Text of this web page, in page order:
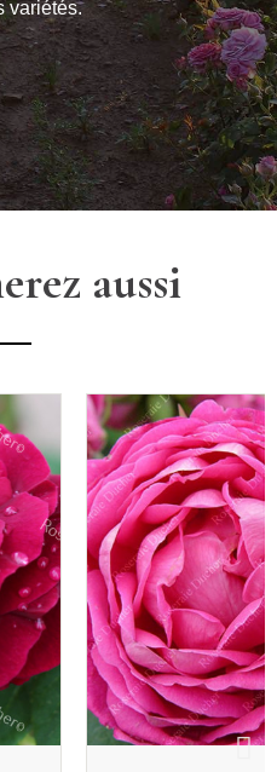
variétés.
aussi